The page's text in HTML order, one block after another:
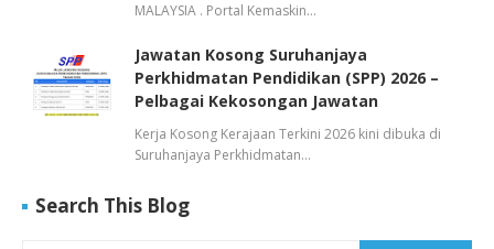
MALAYSIA . Portal Kemaskin…
Jawatan Kosong Suruhanjaya
Perkhidmatan Pendidikan (SPP) 2026 –
Pelbagai Kekosongan Jawatan
Kerja Kosong Kerajaan Terkini 2026 kini dibuka di
Suruhanjaya Perkhidmatan…
Search This Blog